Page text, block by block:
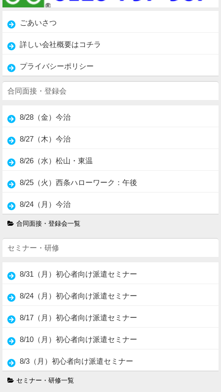
ごあいさつ
詳しい会社概要はコチラ
プライバシーポリシー
合同面接・登録会
8/28（金）今治
8/27（木）今治
8/26（水）松山・東温
8/25（火）西条ハローワーク：午後
8/24（月）今治
合同面接・登録会一覧
セミナー・研修
8/31（月）初心者向け派遣セミナー
8/24（月）初心者向け派遣セミナー
8/17（月）初心者向け派遣セミナー
8/10（月）初心者向け派遣セミナー
8/3（月）初心者向け派遣セミナー
セミナー・研修一覧